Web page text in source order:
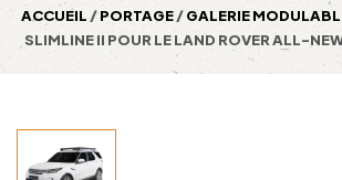
ACCUEIL /PORTAGE/GALERIE
SLIMLINE II POUR LE LAND ROVER ALL-